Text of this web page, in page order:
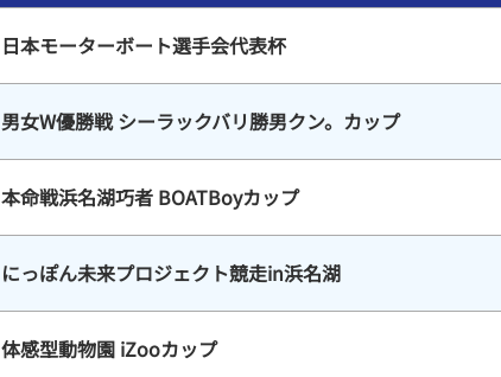
日本モーターボート選手会代表杯
男女W優勝戦 シーラックバリ勝男クン。カップ
本命戦浜名湖巧者 BOATBoyカップ
にっぽん未来プロジェクト競走in浜名湖
体感型動物園 iZooカップ